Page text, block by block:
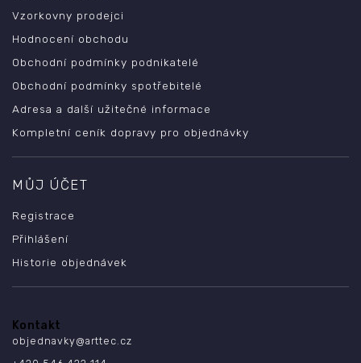
Vzorkovny prodejci
Hodnocení obchodu
Obchodní podmínky podnikatelé
Obchodní podmínky spotřebitelé
Adresa a další užitečné informace
Kompletní ceník dopravy pro objednávky
MŮJ ÚČET
Registrace
Přihlášení
Historie objednávek
Kontakt
objednavky@arttec.cz